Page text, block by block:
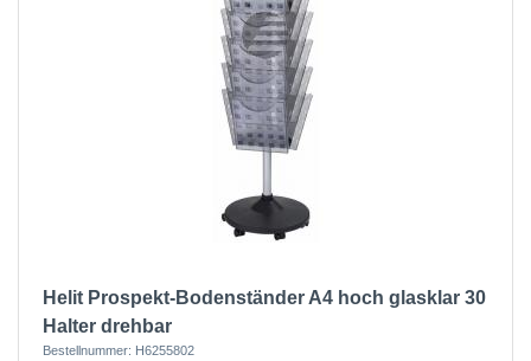
Helit Prospekt-Bodenständer A4 hoch glasklar 30
Halter drehbar
Bestellnummer: H6255802